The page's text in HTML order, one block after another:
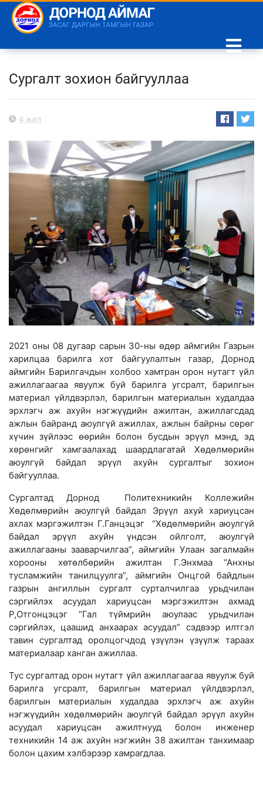
Сургалт зохион байгууллаа
4 жил
2021 оны 08 дугаар сарын 30-ны өдөр аймгийн Газрын
харилцаа барилга хот байгуулалтын газар, Дорнод
аймгийн Барилгачдын холбоо хамтран орон нутагт үйл
ажиллагаагаа явуулж буй барилга угсралт, барилгын
материал үйлдвэрлэл, барилгын материалын худалдаа
эрхлэгч аж ахуйн нэгжүүдийн ажилтан, ажиллагсдад
ажлын байранд аюулгүй ажиллах, ажлын байрны сөрөг
хүчин зүйлээс өөрийн болон бусдын эрүүл мэнд, эд
хөрөнгийг хамгаалахад шаардлагатай Хөдөлмөрийн
аюулгүй байдал эрүүл ахуйн сургалтыг зохион
байгууллаа.
Сургалтад Дорнод Политехникийн Коллежийн
Хөдөлмөрийн аюулгүй байдал Эрүүл ахуй хариуцсан
ахлах мэргэжилтэн Г.Ганцэцэг “Хөдөлмөрийн аюулгүй
байдал эрүүл ахуйн үндсэн ойлголт, аюулгүй
ажиллагааны зааварчилгаа”, аймгийн Улаан загалмайн
хорооны хөтөлбөрийн ажилтан Г.Энхмаа “Анхны
тусламжийн танилцуулга”, аймгийн Онцгой байдлын
газрын ангиллын сургалт сурталчилгаа урьдчилан
сэргийлэх асуудал хариуцсан мэргэжилтэн ахмад
Р,Отгонцэцэг “Гал түймрийн аюулаас урьдчилан
сэргийлэх, цаашид анхаарах асуудал” сэдвээр илтгэл
тавин сургалтад оролцогчдод үзүүлэн үзүүлж тараах
материалаар ханган ажиллаа.
Тус сургалтад орон нутагт үйл ажиллагаагаа явуулж буй
барилга угсралт, барилгын материал үйлдвэрлэл,
барилгын материалын худалдаа эрхлэгч аж ахуйн
нэгжүүдийн хөдөлмөрийн аюулгүй байдал эрүүл ахуйн
асуудал хариуцсан ажилтнууд болон инженер
техникийн 14 аж ахуйн нэгжийн 38 ажилтан танхимаар
болон цахим хэлбэрээр хамрагдлаа.